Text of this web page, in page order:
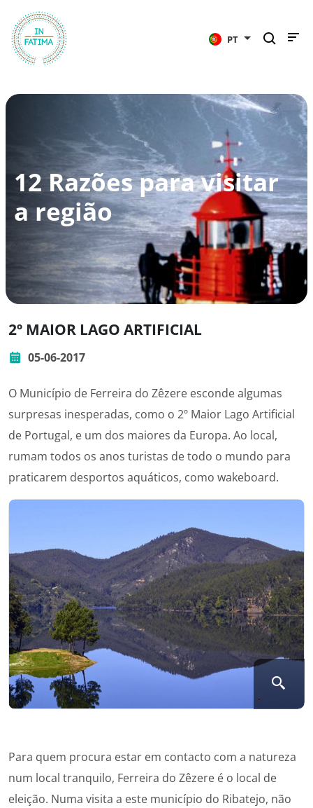
PT
12 Razões para visitar
a região
2º MAIOR LAGO ARTIFICIAL
05-06-2017
O Município de Ferreira do Zêzere esconde algumas
surpresas inesperadas, como o 2º Maior Lago Artificial
de Portugal, e um dos maiores da Europa. Ao local,
rumam todos os anos turistas de todo o mundo para
praticarem desportos aquáticos, como wakeboard.
Para quem procura estar em contacto com a natureza
num local tranquilo, Ferreira do Zêzere é o local de
eleição. Numa visita a este município do Ribatejo, não